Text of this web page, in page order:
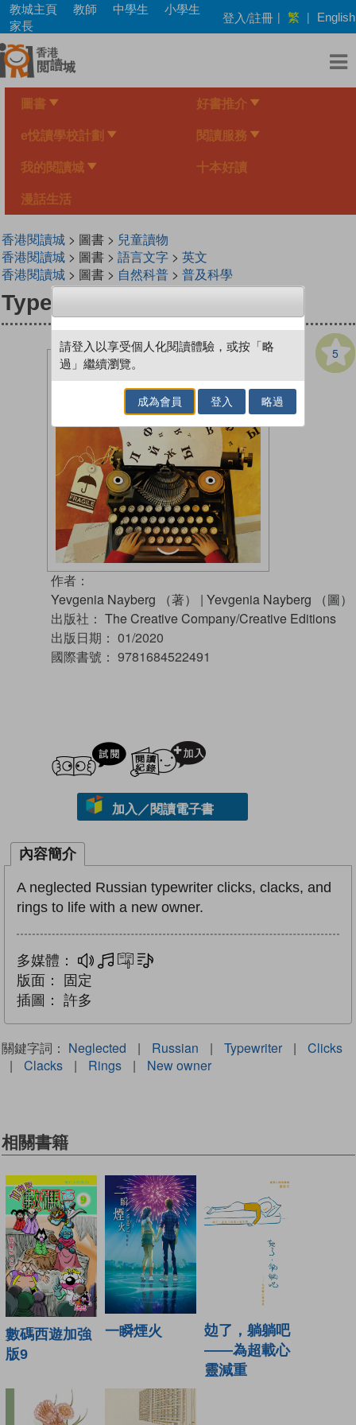
Skip
main
content
教城主頁 教師 中學生
小學生
家長
登入/註冊 | 繁 | English
圖書 好書推介
e悅讀學校計劃 閱讀服務
我的閱讀城 十本好讀
漫話生活
香港閱讀城> 圖書 > 兒童讀物
香港閱讀城> 圖書 > 語言文字> 英文
香港閱讀城> 圖書 > 自然科普> 普及科學
Typewriter
5
作者：
Yevgenia Nayberg （著）
| Yevgenia Nayberg （圖）
出版社： The Creative Company/Creative Editions
出版日期： 01/2020
國際書號： 9781684522491
試閲
加入／閱讀電子書
內容簡介
A neglected Russian typewriter clicks, clacks, and
rings to life with a new owner.
多媒體： 多媒體互動練習
版面：
固定
插圖：
許多
關鍵字詞： Neglected | Russian | Typewriter |
Clicks
|
Clacks | Rings | New owner
相關書籍
數碼西遊加強
版9
一瞬煙火
攰了，躺躺吧
——為超載心
靈減重
請登入以享受個人化閱讀體驗，或按「略
過」繼續瀏覽。
成為會員 登入 略過